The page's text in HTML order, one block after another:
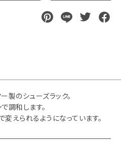
製のシューズラック。
調和します。
えられるようになっています。